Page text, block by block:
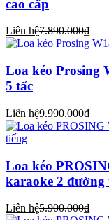
cao cấp
Liên hệ7.890.000₫
Loa kéo Prosing
5 tấc
Liên hệ9.990.000₫
Loa kéo
karaoke 2 đường
Liên hệ5.900.000₫